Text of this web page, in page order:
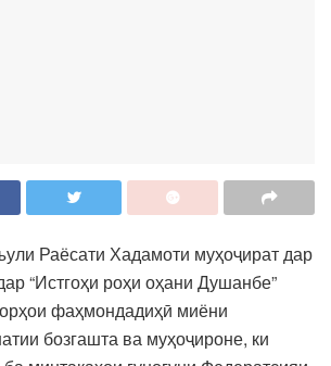
Раёсати Хадамоти муҳоҷират дар
“Истгоҳи роҳи оҳани Душанбе”
фаҳмондадиҳӣ миёни
бозгашта ва муҳоҷироне, ки